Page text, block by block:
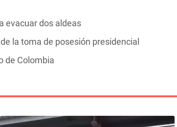
evacuar dos aldeas
la toma de posesión presidencial
de Colombia